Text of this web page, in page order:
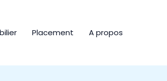
Placement A propos